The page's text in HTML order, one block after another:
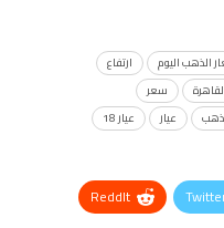
الذهب اليوم
ارتفاع
سعر
عيار
عيار 18
ReddIt